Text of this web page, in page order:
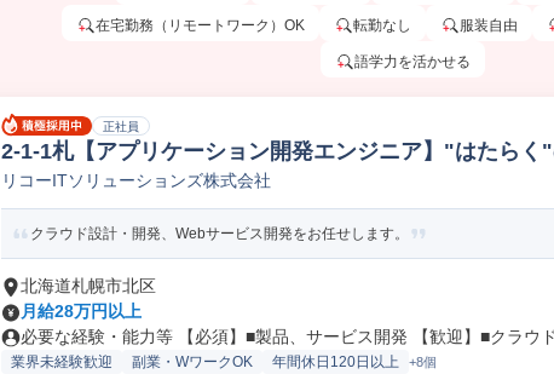
在宅勤務（リモートワーク）OK 転勤なし 服装自由
語学力を活かせる
正社員
2-1-1札【アプリケーション開発エンジニア】"はたらく
web/オープンプログラマー
リコーITソリューションズ株式会社
クラウド設計・開発、Webサービス開発をお任せします。
北海道札幌市北区
月給28万円以上
必要な経験・能力等 【必須】■製品、サービス開発 【歓迎】■クラウド
業界未経験歓迎 副業・WワークOK 年間休日120日以上 +8個